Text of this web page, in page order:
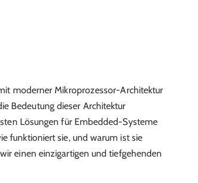
moderner Mikroprozessor-Architektur
Bedeutung dieser Architektur
Lösungen für Embedded-Systeme
funktioniert sie, und warum ist sie
einen einzigartigen und tiefgehenden